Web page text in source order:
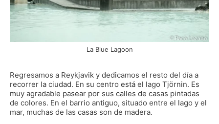
La Blue Lagoon
Regresamos a Reykjavik y dedicamos el resto del día a
recorrer la ciudad. En su centro está el lago Tjörnin. Es
muy agradable pasear por sus calles de casas pintadas
de colores. En el barrio antiguo, situado entre el lago y el
mar, muchas de las casas son de madera.